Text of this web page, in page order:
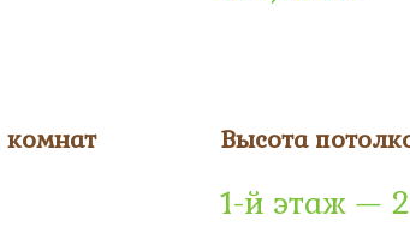
комнат Высота
1-й этаж —